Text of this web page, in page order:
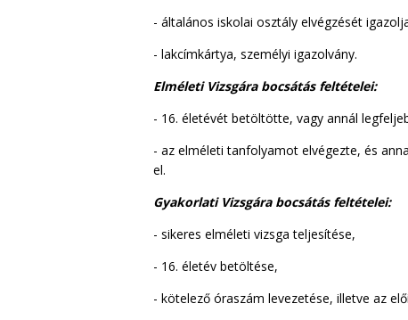
- általános iskolai osztály elvégzését
- lakcímkártya, személyi igazolvány.
Elméleti Vizsgára bocsátás feltételei:
- 16. életévét betöltötte, vagy annál
- az elméleti tanfolyamot elvégezte, és
el.
Gyakorlati Vizsgára bocsátás feltételei:
- sikeres elméleti vizsga teljesítése,
- 16. életév betöltése,
- kötelező óraszám levezetése, illetve az